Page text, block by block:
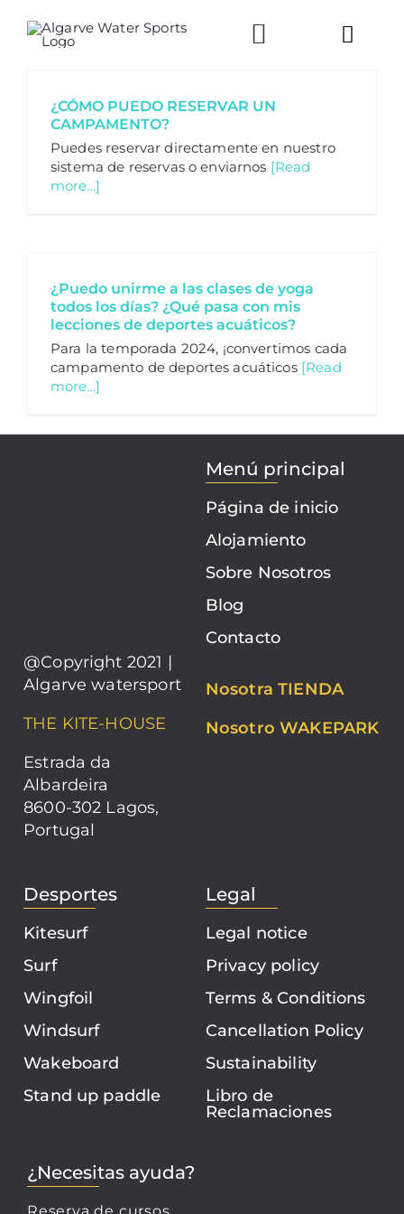
content
¿CÓMO PUEDO RESERVAR UN
CAMPAMENTO?
Puedes reservar directamente en nuestro
sistema de reservas o enviarnos [Read
more...]
¿Puedo unirme a las clases de yoga
todos los días? ¿Qué pasa con mis
lecciones de deportes acuáticos?
Para la temporada 2024, ¡convertimos cada
campamento de deportes acuáticos [Read
more...]
@Copyright 2021 |
Algarve watersport
THE KITE-HOUSE
Estrada da
Albardeira
8600-302 Lagos,
Portugal
Menú principal
Página de inicio
Alojamiento
Sobre Nosotros
Blog
Contacto
Nosotra TIENDA
Nosotro WAKEPARK
Desportes
Kitesurf
Surf
Wingfoil
Windsurf
Wakeboard
Stand up paddle
Legal
Legal notice
Privacy policy
Terms & Conditions
Cancellation Policy
Sustainability
Libro de
Reclamaciones
¿Necesitas ayuda?